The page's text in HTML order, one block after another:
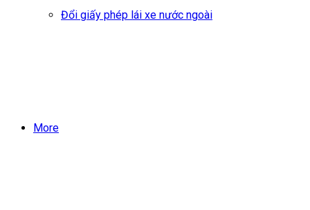
Đổi giấy phép lái xe nước ngoài
More